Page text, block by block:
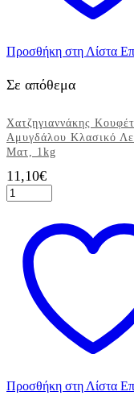
Προσθήκη στη Λίστα
Σε απόθεμα
Χατζηγιαννάκης
Αμυγδάλου Κλασικό
Ματ, 1kg
11,10€
Χατζηγιαννάκης
Κουφέτο
Αμυγδάλου
Κλασικό
Λευκό
Ματ,
1kg
ποσότητα
Προσθήκη στη Λίστα